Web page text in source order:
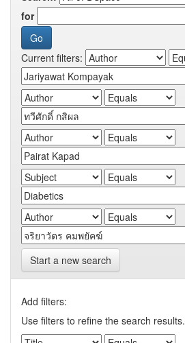
for
Current filters:
Start a new search
Add filters:
Use filters to refine the search results.